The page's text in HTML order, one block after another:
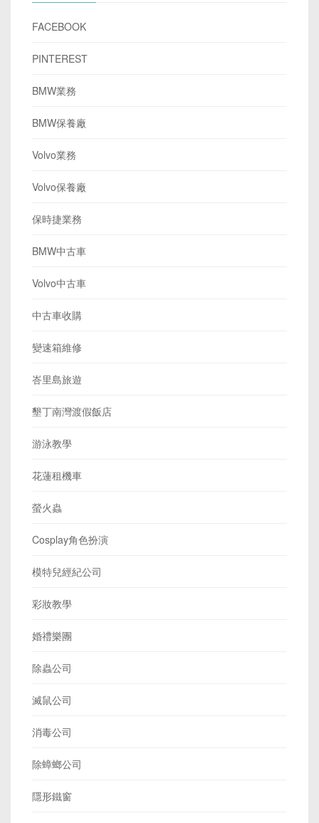
FACEBOOK
PINTEREST
BMW業務
BMW保養廠
Volvo業務
Volvo保養廠
保時捷業務
BMW中古車
Volvo中古車
中古車收購
變速箱維修
峇里島旅遊
墾丁南灣渡假飯店
游泳教學
花蓮租機車
螢火蟲
Cosplay角色扮演
模特兒經紀公司
彩妝教學
婚禮樂團
除蟲公司
滅鼠公司
消毒公司
除蟑螂公司
隱形鐵窗